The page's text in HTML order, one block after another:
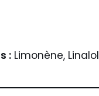
: Limonène,